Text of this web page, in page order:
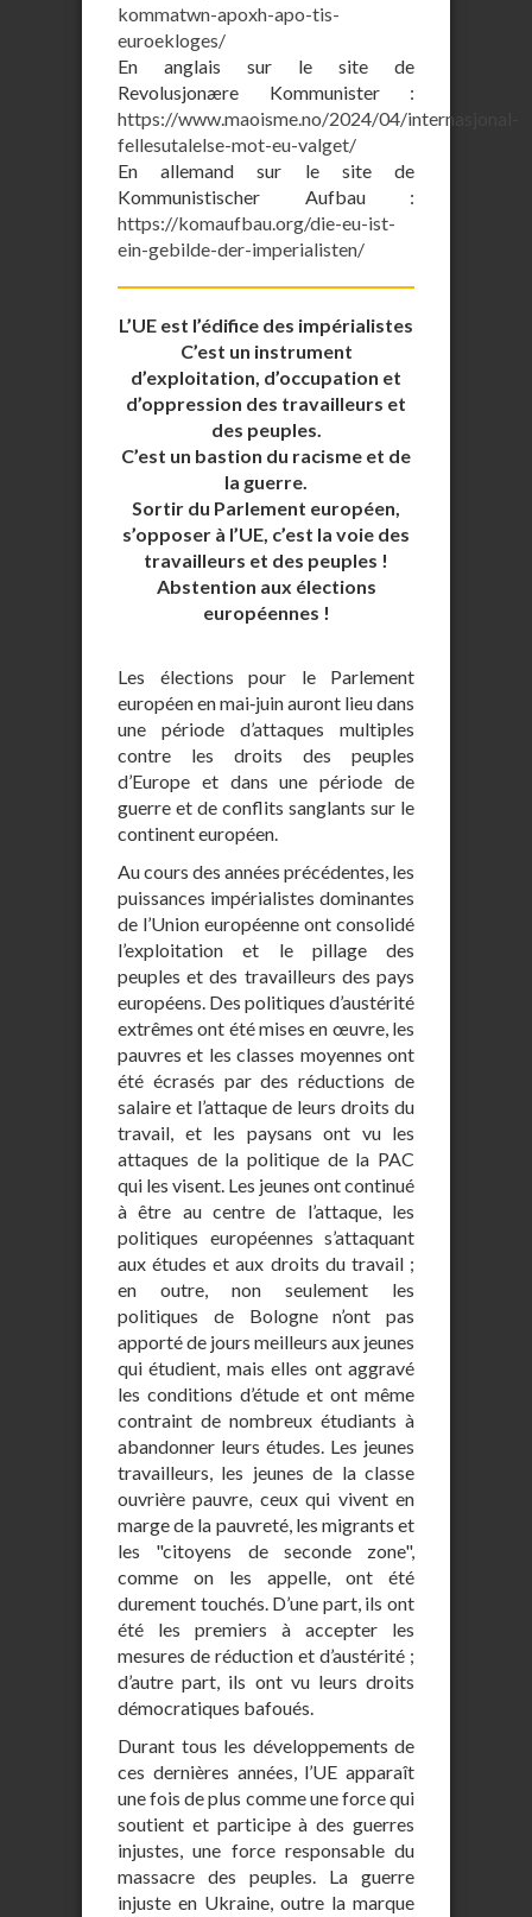
kommatwn-apoxh-apo-tis-
euroekloges/
En anglais sur le site de
Revolusjonære Kommunister :
https://www.maoisme.no/2024/04/internasjonal-
fellesutalelse-mot-eu-valget/
En allemand sur le site de
Kommunistischer Aufbau :
https://komaufbau.org/die-eu-ist-
ein-gebilde-der-imperialisten/
L’UE est l’édifice des impérialistes
C’est un instrument
d’exploitation, d’occupation et
d’oppression des travailleurs et
des peuples.
C’est un bastion du racisme et de
la guerre.
Sortir du Parlement européen,
s’opposer à l’UE, c’est la voie des
travailleurs et des peuples !
Abstention aux élections
européennes !
Les élections pour le Parlement
européen en mai‐juin auront lieu dans
une période d’attaques multiples
contre les droits des peuples
d’Europe et dans une période de
guerre et de conflits sanglants sur le
continent européen.
Au cours des années précédentes, les
puissances impérialistes dominantes
de l’Union européenne ont consolidé
l’exploitation et le pillage des
peuples et des travailleurs des pays
européens. Des politiques d’austérité
extrêmes ont été mises en œuvre, les
pauvres et les classes moyennes ont
été écrasés par des réductions de
salaire et l’attaque de leurs droits du
travail, et les paysans ont vu les
attaques de la politique de la PAC
qui les visent. Les jeunes ont continué
à être au centre de l’attaque, les
politiques européennes s’attaquant
aux études et aux droits du travail ;
en outre, non seulement les
politiques de Bologne n’ont pas
apporté de jours meilleurs aux jeunes
qui étudient, mais elles ont aggravé
les conditions d’étude et ont même
contraint de nombreux étudiants à
abandonner leurs études. Les jeunes
travailleurs, les jeunes de la classe
ouvrière pauvre, ceux qui vivent en
marge de la pauvreté, les migrants et
les "citoyens de seconde zone",
comme on les appelle, ont été
durement touchés. D’une part, ils ont
été les premiers à accepter les
mesures de réduction et d’austérité ;
d’autre part, ils ont vu leurs droits
démocratiques bafoués.
Durant tous les développements de
ces dernières années, l’UE apparaît
une fois de plus comme une force qui
soutient et participe à des guerres
injustes, une force responsable du
massacre des peuples. La guerre
injuste en Ukraine, outre la marque